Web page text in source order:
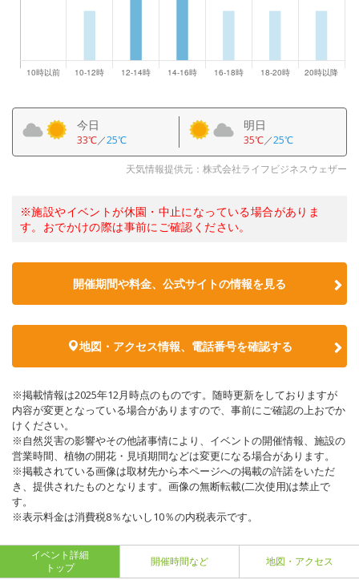
今日
33℃／25℃
明日
35℃／25℃
天気情報提供元：株式会社ライフビジネスウェザー
※施設やイベントが休園・中止になっている場合がありま
す。おでかけの際は事前にご確認ください。
開催期間や料金、公式サイトの情報を見る
地図・アクセス情報、電話番号を確認する
※掲載情報は2025年12月時点のものです。随時更新をしておりますが
内容が変更となっている場合がありますので、事前にご確認の上おでか
けください。
※自然災害の影響やその他諸事情により、イベントの開催情報、施設の
営業時間、植物の開花・見頃期間などは変更になる場合があります。
※掲載されている画像は取材先から本ページへの掲載の許諾をいただ
き、提供されたものとなります。画像の無断転載(二次使用)は禁止で
す。
※表示料金は消費税8％ないし10％の内税表示です。
イベント詳細
トップ
開催時間など 地図・アクセス